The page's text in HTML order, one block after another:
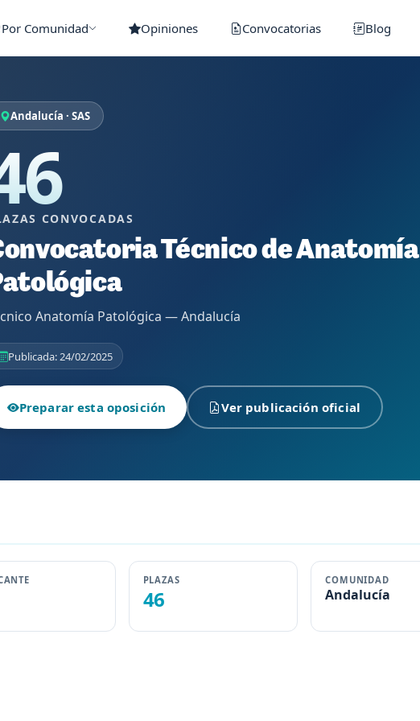
Por Comunidad Opiniones Convocatorias Blog
Andalucía · SAS
CONVOCADAS
Técnico de Anatomía
Anatomía Patológica — Andalucía
Publicada: 24/02/2025
Preparar esta oposición Ver publicación oficial
PLAZAS
46
COMUNIDAD
Andalucía